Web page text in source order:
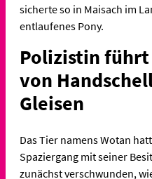
sicherte so in Maisach im
entlaufenes Pony.
Polizistin
von
Gleisen
Das Tier namens Wotan
Spaziergang mit seiner
zunächst verschwunden,